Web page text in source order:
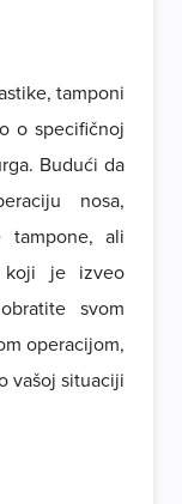
tamponi
o specifičnoj
Budući da
nosa,
tampone, ali
je izveo
svom
operacijom,
vašoj situaciji